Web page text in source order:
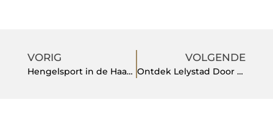
VORIG
Hengelsport in de Haarlemmermeer: Waar Moet U Op Letten?
VOLGENDE
Ontdek Lelystad Door De Ogen Van De Lokale Gemeenschap